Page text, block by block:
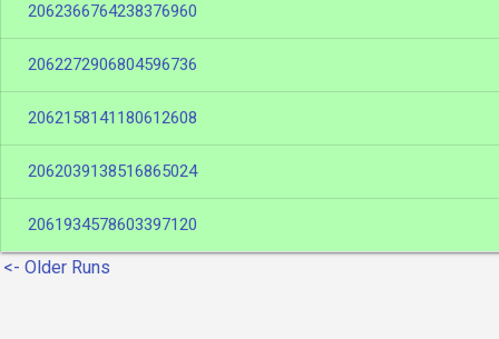
2062366764238376960
2062272906804596736
2062158141180612608
2062039138516865024
2061934578603397120
<- Older Runs